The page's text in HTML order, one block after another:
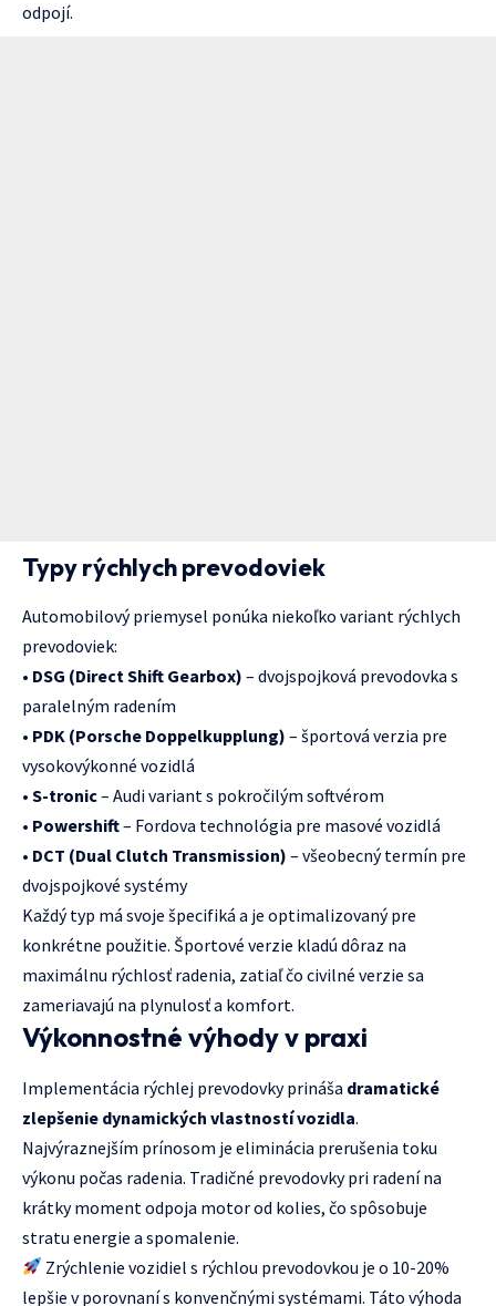
odpojí.
Typy rýchlych prevodoviek
Automobilový priemysel ponúka niekoľko variant rýchlych
prevodoviek:
• DSG (Direct Shift Gearbox) – dvojspojková prevodovka s
paralelným radením
• PDK (Porsche Doppelkupplung) – športová verzia pre
vysokovýkonné vozidlá
• S-tronic– Audi variant s pokročilým softvérom
• Powershift– Fordova technológia pre masové vozidlá
• DCT (Dual Clutch Transmission) – všeobecný termín pre
dvojspojkové systémy
Každý typ má svoje špecifiká a je optimalizovaný pre
konkrétne použitie. Športové verzie kladú dôraz na
maximálnu rýchlosť radenia, zatiaľ čo civilné verzie sa
zameriavajú na plynulosť a komfort.
Výkonnostné výhody v praxi
Implementácia rýchlej prevodovky prináša dramatické
zlepšenie dynamických vlastností vozidla.
Najvýraznejším prínosom je eliminácia prerušenia toku
výkonu počas radenia. Tradičné prevodovky pri radení na
krátky moment odpoja motor od kolies, čo spôsobuje
stratu energie a spomalenie.
Zrýchlenie vozidiel s rýchlou prevodovkou je o 10-20%
lepšie v porovnaní s konvenčnými systémami. Táto výhoda